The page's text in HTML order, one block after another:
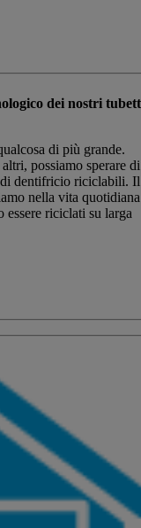
dei nostri
di più grande.
possiamo sperare di
di dentifricio riciclabili. Il
nella vita quotidiana
riciclati su larga